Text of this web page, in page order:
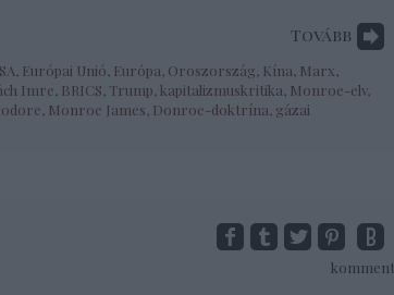
Tovább
Európai Unió Európa Oroszország Kína Marx
Imre BRICS Trump kapitalizmuskritika Monroe-elv,
Monroe James Donroe-doktrína gázai
komment